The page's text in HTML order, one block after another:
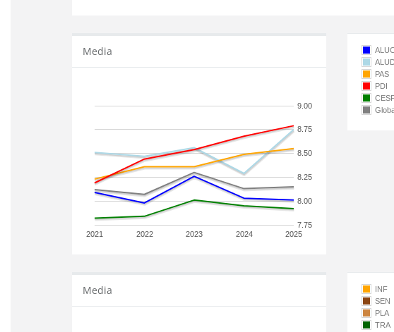
Media
2021 2022 2023 2024 2025
7.75
8.00
8.25
8.50
8.75
9.00
PAS
PDI
Media
INF
SEN
PLA
TRA